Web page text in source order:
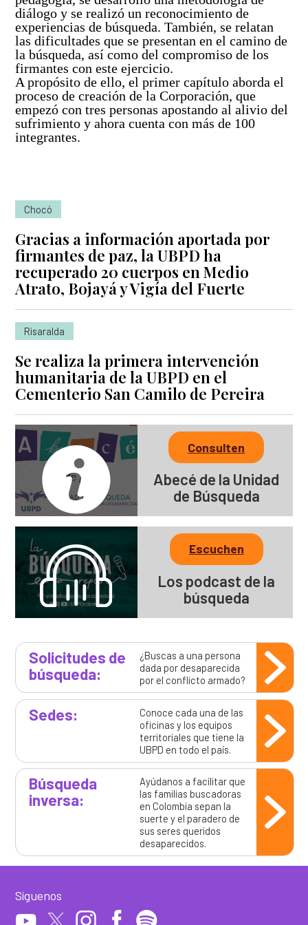
Así avanzamos
Mapa de personas buscadoras según solicitudes de
búsqueda
Generación de conocimiento para la búsqueda
diálogo y se realizó un reconocimiento de
experiencias de búsqueda. También, se relatan
las dificultades que se presentan en el camino de
la búsqueda, así como del compromiso de los
firmantes con este ejercicio.
A propósito de ello, el primer capítulo aborda el
proceso de creación de la Corporación, que
empezó con tres personas apostando al alivio del
sufrimiento y ahora cuenta con más de 100
integrantes.
Chocó
Gracias a información aportada por
firmantes de paz, la UBPD ha
recuperado 20 cuerpos en Medio
Atrato, Bojayá y Vigía del Fuerte
Risaralda
Se realiza la primera intervención
humanitaria de la UBPD en el
Cementerio San Camilo de Pereira
Consulten
Abecé de la Unidad
de Búsqueda
Escuchen
Los podcast de la
búsqueda
Solicitudes de
búsqueda:
¿Buscas a una persona
dada por desaparecida
por el conflicto armado?
Sedes:
Conoce cada una de las
oficinas y los equipos
territoriales que tiene la
UBPD en todo el país.
Búsqueda
inversa:
Ayúdanos a facilitar que
las familias buscadoras
en Colombia sepan la
suerte y el paradero de
sus seres queridos
desaparecidos.
Síguenos